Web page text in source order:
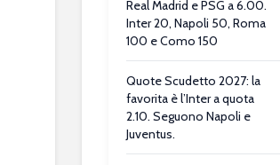
Real Madrid e PSG a 6.00.
Inter 20, Napoli 50, Roma
100 e Como 150
Quote Scudetto 2027: la
favorita è l’Inter a quota
2.10. Seguono Napoli e
Juventus.